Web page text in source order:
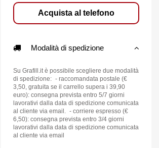
SGSL,
della resilienza
17,00 €20,00 €
Acquista al telefono
Modalità di spedizione
Su Grafill.it è possibile scegliere due modalità
di spedizione: - raccomandata postale (€
3,50, gratuita se il carrello supera i 39,90
euro): consegna prevista entro 5/7 giorni
lavorativi dalla data di spedizione comunicata
al cliente via email. - corriere espresso (€
6,50): consegna prevista entro 3/4 giorni
lavorativi dalla data di spedizione comunicata
al cliente via email